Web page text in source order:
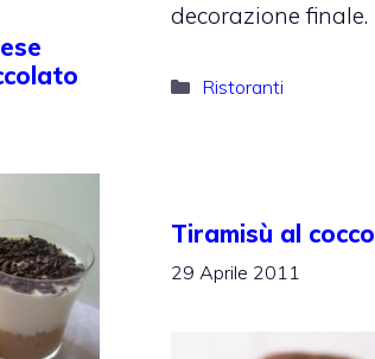
decorazione finale.
Categorie
Ristoranti
Tiramisù al cocco
29 Aprile 2011